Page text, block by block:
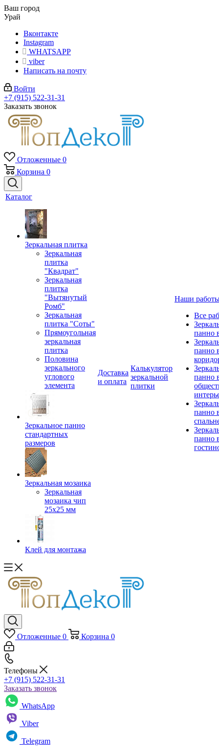
Ваш город
Урай
Вконтакте
Instagram
WHATSAPP
viber
Написать на почту
Войти
+7 (915) 522-31-31
Заказать звонок
Отложенные 0
Корзина 0
Каталог
Зеркальная плитка
Зеркальная
плитка
"Квадрат"
Зеркальная
плитка
"Вытянутый
Ромб"
Зеркальная
плитка "Соты"
Прямоугольная
зеркальная
плитка
Половина
зеркального
углового
элемента
Зеркальное панно
стандартных
размеров
Зеркальная мозаика
Зеркальная
мозаика чип
25х25 мм
Клей для монтажа
Доставка
и оплата
Калькулятор
зеркальной
плитки
Наши
Все
панно
панно
панно
панно
панно
Отложенные 0 Корзина 0
Телефоны
+7 (915) 522-31-31
Заказать звонок
WhatsApp
Viber
Telegram